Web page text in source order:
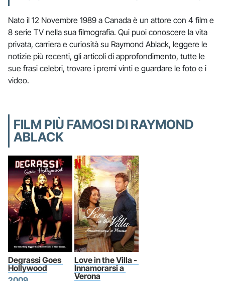
Nato il 12 Novembre 1989 a Canada è un attore con 4 film e
8 serie TV nella sua filmografia. Qui puoi conoscere la vita
privata, carriera e curiosità su Raymond Ablack, leggere le
notizie più recenti, gli articoli di approfondimento, tutte le
sue frasi celebri, trovare i premi vinti e guardare le foto e i
video.
FILM PIÙ FAMOSI DI RAYMOND
ABLACK
Degrassi Goes
Hollywood
Love in the Villa -
Innamorarsi a
Verona